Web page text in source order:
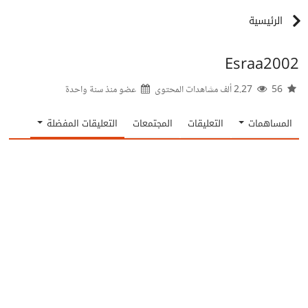
الرئيسية
Esraa2002
عضو منذسنة واحدة
المساهمات التعليقات المجتمعات التعليقات المفضلة